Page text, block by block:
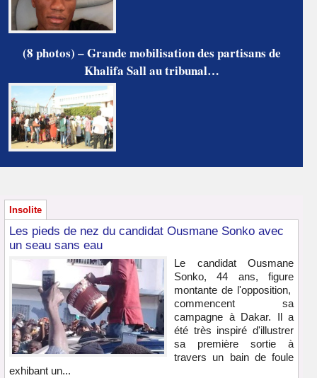
(8 photos) – Grande mobilisation des partisans de
Khalifa Sall au tribunal…
Insolite
Les pieds de nez du candidat Ousmane Sonko avec
un seau sans eau
Le candidat Ousmane
Sonko, 44 ans, figure
montante de l'opposition,
commencent sa
campagne à Dakar. Il a
été très inspiré d'illustrer
sa première sortie à
travers un bain de foule
exhibant un...